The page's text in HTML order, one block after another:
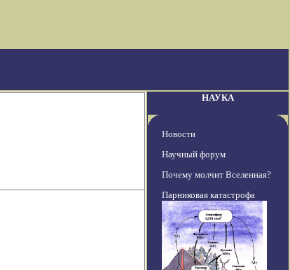
НАУКА
Новости
Научный форум
Почему молчит Вселенная?
Парниковая катастрофа